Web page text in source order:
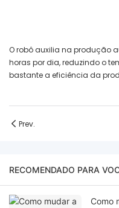
O robô auxilia na produção
horas por dia, reduzindo o
bastante a eficiência da
Prev.
RECOMENDADO PARA
Como